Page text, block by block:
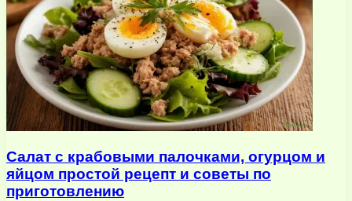
Салат с крабовыми палочками, огурцом и
яйцом простой рецепт и советы по
приготовлению